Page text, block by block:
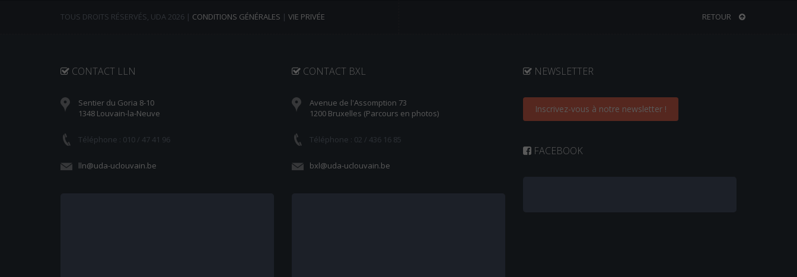
TOUS DROITS RÉSERVÉS, UDA 2026 | CONDITIONS GÉNÉRALES | VIE PRIVÉE RETOUR
CONTACT LLN
Sentier du Goria 8-10
1348 Louvain-la-Neuve
Téléphone : 010 / 47 41 96
lln@uda-uclouvain.be
CONTACT BXL
Avenue de l'Assomption 73
1200 Bruxelles (Parcours en photos)
Téléphone : 02 / 436 16 85
bxl@uda-uclouvain.be
NEWSLETTER
Inscrivez-vous à notre newsletter !
FACEBOOK